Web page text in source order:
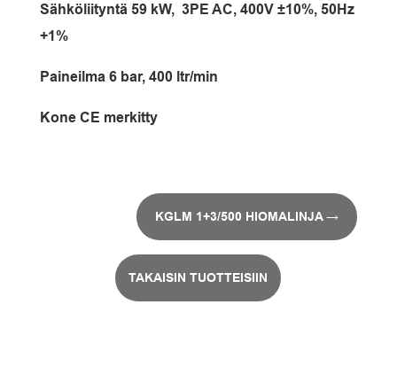
Sähköliityntä 59 kW, 3PE AC, 400V ±10%, 50Hz
+1%
Paineilma 6 bar, 400 ltr/min
Kone CE merkitty
KGLM 1+3/500 HIOMALINJA→
TAKAISIN TUOTTEISIIN